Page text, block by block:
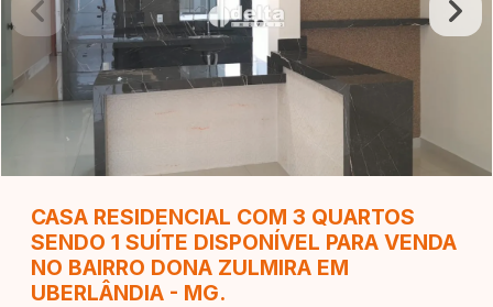
CASA RESIDENCIAL COM 3 QUARTOS
SENDO 1 SUÍTE DISPONÍVEL PARA VENDA
NO BAIRRO DONA ZULMIRA EM
UBERLÂNDIA - MG.